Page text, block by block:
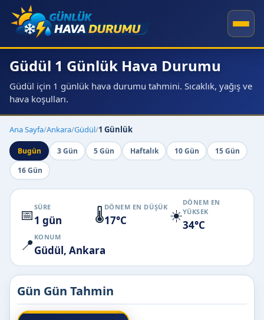
Güdül 1 Günlük Hava Durumu
Güdül için 1 günlük hava durumu tahmini. Sıcaklık, yağış ve
hava koşulları.
Ana Sayfa/Ankara/Güdül/1 Günlük
Bugün 3 Gün 5 Gün Haftalık 10 Gün
15 Gün
16 Gün
📅 SÜRE
1 gün 🌡️DÖNEM EN DÜŞÜK
17°C ☀️
DÖNEM EN
YÜKSEK
34°C
📍 KONUM
Güdül, Ankara
Gün Gün Tahmin